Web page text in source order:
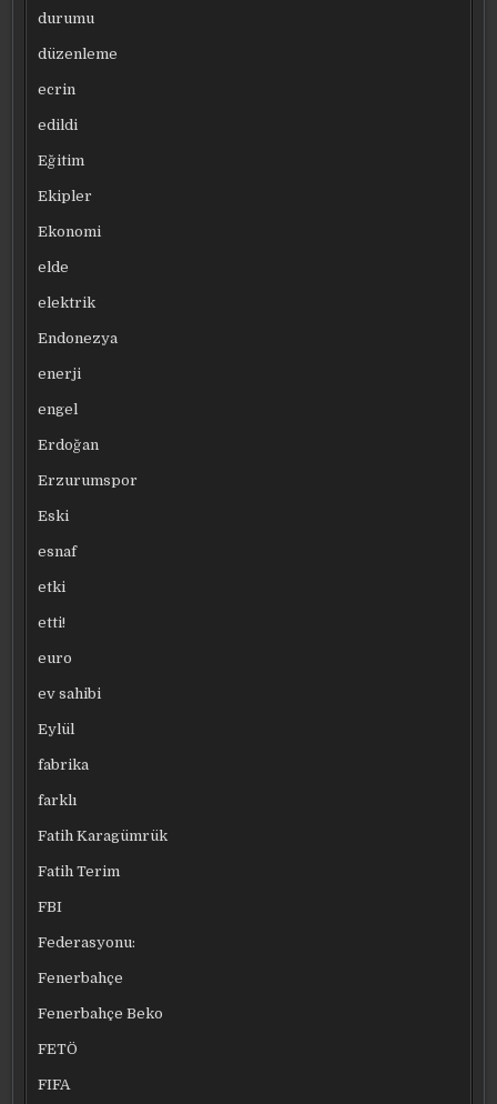
durumu
düzenleme
ecrin
edildi
Eğitim
Ekipler
Ekonomi
elde
elektrik
Endonezya
enerji
engel
Erdoğan
Erzurumspor
Eski
esnaf
etki
etti!
euro
ev sahibi
Eylül
fabrika
farklı
Fatih Karagümrük
Fatih Terim
FBI
Federasyonu:
Fenerbahçe
Fenerbahçe Beko
FETÖ
FIFA